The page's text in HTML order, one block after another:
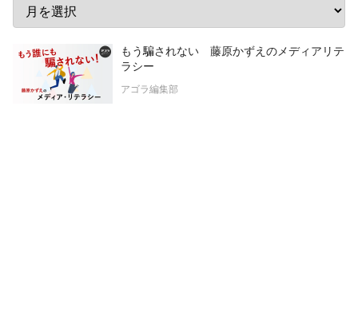
もう騙されない 藤原かずえのメディアリテ
ラシー
アゴラ編集部